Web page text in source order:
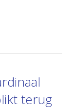
terug